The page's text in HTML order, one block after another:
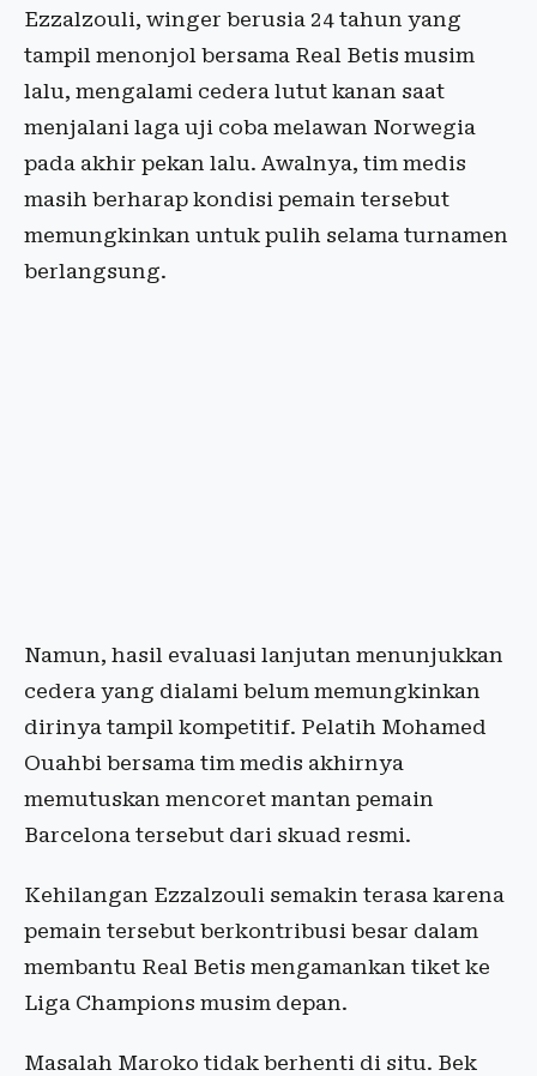
Ezzalzouli, winger berusia 24 tahun yang
tampil menonjol bersama Real Betis musim
lalu, mengalami cedera lutut kanan saat
menjalani laga uji coba melawan Norwegia
pada akhir pekan lalu. Awalnya, tim medis
masih berharap kondisi pemain tersebut
memungkinkan untuk pulih selama turnamen
berlangsung.
Namun, hasil evaluasi lanjutan menunjukkan
cedera yang dialami belum memungkinkan
dirinya tampil kompetitif. Pelatih Mohamed
Ouahbi bersama tim medis akhirnya
memutuskan mencoret mantan pemain
Barcelona tersebut dari skuad resmi.
Kehilangan Ezzalzouli semakin terasa karena
pemain tersebut berkontribusi besar dalam
membantu Real Betis mengamankan tiket ke
Liga Champions musim depan.
Masalah Maroko tidak berhenti di situ. Bek